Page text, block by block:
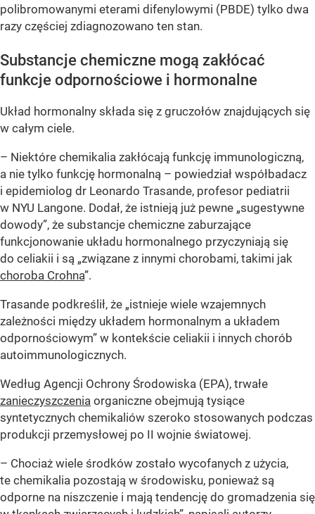
polibromowanymi eterami difenylowymi (PBDE) tylko dwa
razy częściej zdiagnozowano ten stan.
Substancje chemiczne mogą zakłócać
funkcje odpornościowe i hormonalne
Układ hormonalny składa się z gruczołów znajdujących się
w całym ciele.
– Niektóre chemikalia zakłócają funkcję immunologiczną,
a nie tylko funkcję hormonalną – powiedział współbadacz
i epidemiolog dr Leonardo Trasande, profesor pediatrii
w NYU Langone. Dodał, że istnieją już pewne „sugestywne
dowody”, że substancje chemiczne zaburzające
funkcjonowanie układu hormonalnego przyczyniają się
do celiakii i są „związane z innymi chorobami, takimi jak
choroba Crohna”.
Trasande podkreślił, że „istnieje wiele wzajemnych
zależności między układem hormonalnym a układem
odpornościowym” w kontekście celiakii i innych chorób
autoimmunologicznych.
Według Agencji Ochrony Środowiska (EPA), trwałe
zanieczyszczenia organiczne obejmują tysiące
syntetycznych chemikaliów szeroko stosowanych podczas
produkcji przemysłowej po II wojnie światowej.
– Chociaż wiele środków zostało wycofanych z użycia,
te chemikalia pozostają w środowisku, ponieważ są
odporne na niszczenie i mają tendencję do gromadzenia się